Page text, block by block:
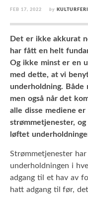
FEB 17, 2022 by
Det er ikke akkurat
har fått en helt
Og ikke minst er en
med dette, at vi
underholdning.
men også når det
alle disse mediene
strømmetjenester,
løftet
Strømmetjenester
underholdningen i
adgang til et hav av
hatt adgang til før,